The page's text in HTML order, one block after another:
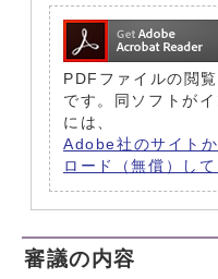
PDFファイルの閲
です。同ソフトが
には、
Adobe社のサイト
ロード（無償）して
審議の内容